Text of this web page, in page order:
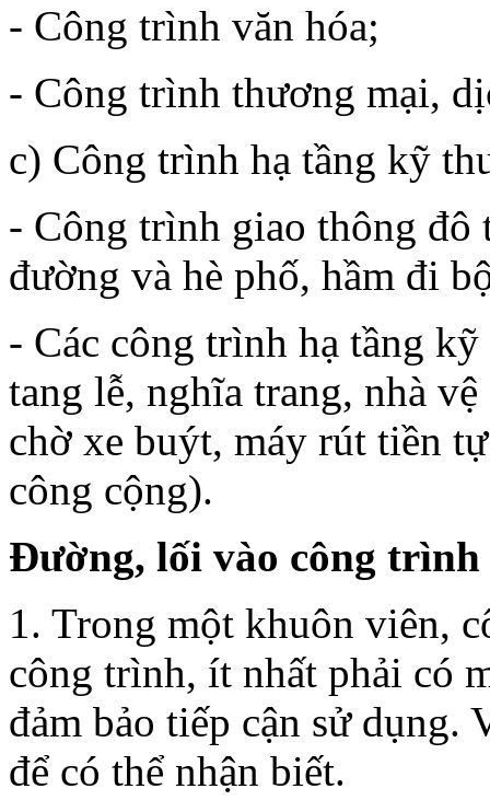
- Công trình văn hóa;
- Công trình thương mại,
c) Công trình hạ tầng kỹ
- Công trình giao thông đô
đường và hè phố, hầm đi
- Các công trình hạ tầng
tang lễ, nghĩa trang, nhà
chờ xe buýt, máy rút tiền
công cộng).
Đường, lối vào công trình
1. Trong một khuôn viên,
công trình, ít nhất phải có
đảm bảo tiếp cận sử dụng.
để có thể nhận biết.